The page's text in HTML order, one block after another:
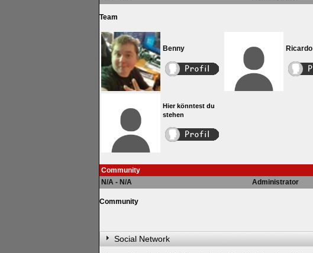
Team
Benny Ricardo
Hier könntest du
stehen
Community
N/A - N/A
Administrator
Community
Social Network